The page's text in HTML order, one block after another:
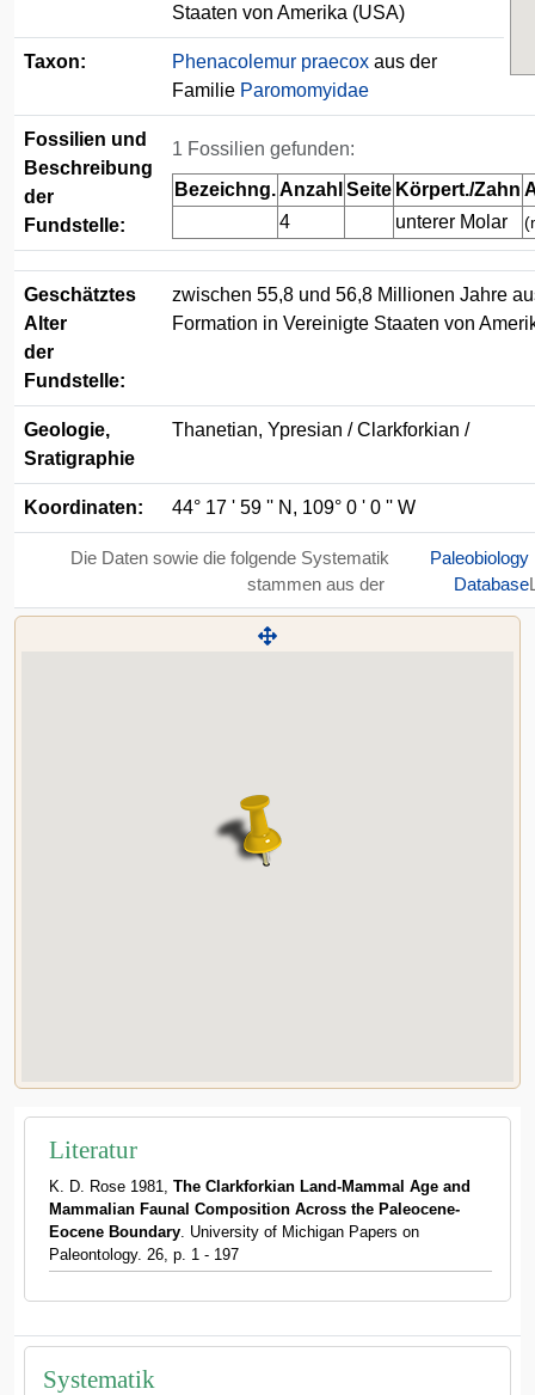
Staaten von Amerika (USA)
Taxon: Phenacolemur praecox aus der
Familie Paromomyidae
Fossilien und
Beschreibung
der
Fundstelle:
1 Fossilien gefunden:
Bezeichng.Anzahl Seite Körpert./Zahn
4
unterer Molar
Geschätztes
Alter
der
Fundstelle:
zwischen 55,8 und 56,8 Millionen Jahre
Formation in Vereinigte Staaten von
Geologie,
Sratigraphie
Thanetian, Ypresian / Clarkforkian /
Koordinaten: 44° 17 ' 59 '' N, 109° 0 ' 0 '' W
Die Daten sowie die folgende Systematik
stammen aus der
Paleobiology
Database
Literatur
K. D. Rose 1981, The Clarkforkian Land-Mammal Age and
Mammalian Faunal Composition Across the Paleocene-
Eocene Boundary. University of Michigan Papers on
Paleontology. 26, p. 1 - 197
Systematik